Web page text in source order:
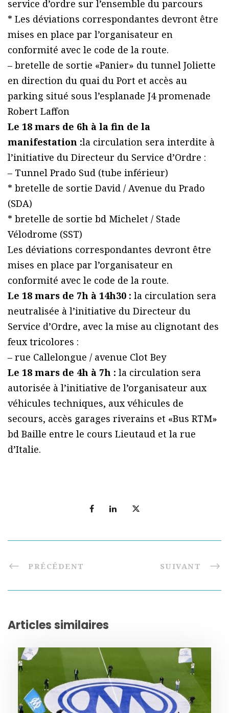
service d’ordre sur l’ensemble du parcours
* Les déviations correspondantes devront être
mises en place par l’organisateur en
conformité avec le code de la route.
– bretelle de sortie «Panier» du tunnel Joliette
en direction du quai du Port et accès au
parking situé sous l’esplanade J4 promenade
Robert Laffon
Le 18 mars de 6h à la fin de la
manifestation :la circulation sera interdite à
l’initiative du Directeur du Service d’Ordre :
– Tunnel Prado Sud (tube inférieur)
* bretelle de sortie David / Avenue du Prado
(SDA)
* bretelle de sortie bd Michelet / Stade
Vélodrome (SST)
Les déviations correspondantes devront être
mises en place par l’organisateur en
conformité avec le code de la route.
Le 18 mars de 7h à 14h30 : la circulation sera
neutralisée à l’initiative du Directeur du
Service d’Ordre, avec la mise au clignotant des
feux tricolores :
– rue Callelongue / avenue Clot Bey
Le 18 mars de 4h à 7h : la circulation sera
autorisée à l’initiative de l’organisateur aux
véhicules techniques, aux véhicules de
secours, accès garages riverains et «Bus RTM»
bd Baille entre le cours Lieutaud et la rue
d’Italie.
PRÉCÉDENT SUIVANT
Articles similaires